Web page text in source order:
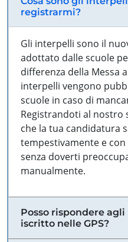
registrarmi?
Gli interpelli sono il
adottato dalle scuole
differenza della Messa
interpelli vengono
scuole in caso di
Registrandoti al nostro
che la tua candidatura
tempestivamente e
senza doverti
manualmente.
Posso rispondere
iscritto nelle GPS?